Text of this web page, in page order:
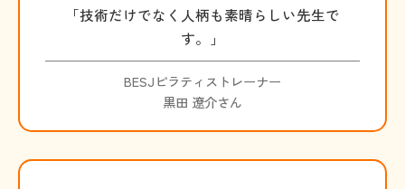
「技術だけでなく人柄も素晴らしい先生で
す。」
BESJピラティストレーナー
黒田 遼介さん